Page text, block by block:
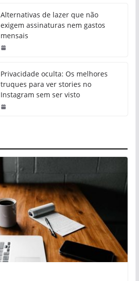
Alternativas de lazer que não
exigem assinaturas nem gastos
mensais
Privacidade oculta: Os melhores
truques para ver stories no
Instagram sem ser visto